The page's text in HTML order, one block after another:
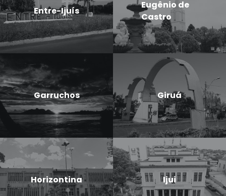
Entre-Ijuís
Eugênio de
Castro
Garruchos Giruá
Horizontina Ijui